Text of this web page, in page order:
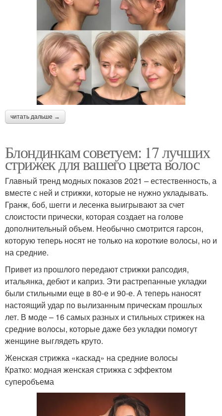
читать дальше →
Блондинкам советуем: 17 лучших
стрижек для вашего цвета волос
Главный тренд модных показов 2021 – естественность, а
вместе с ней и стрижки, которые не нужно укладывать.
Гранж, боб, шегги и лесенка выигрывают за счет
слоистости прически, которая создает на голове
дополнительный объем. Необычно смотрится гарсон,
которую теперь носят не только на короткие волосы, но и
на средние.
Привет из прошлого передают стрижки рапсодия,
итальянка, дебют и каприз. Эти растрепанные укладки
были стильными еще в 80-е и 90-е. А теперь наносят
настоящий удар по вылизанным прическам прошлых
лет. В моде – 16 самых разных и стильных стрижек на
средние волосы, которые даже без укладки помогут
женщине выглядеть круто.
Женская стрижка «каскад» на средние волосы
Кратко: модная женская стрижка с эффектом
суперобъема